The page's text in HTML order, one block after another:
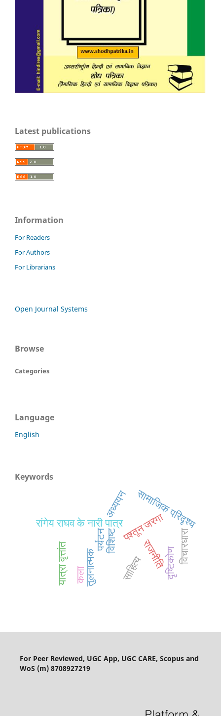
Latest publications
Information
For Readers
For Authors
For Librarians
Open Journal Systems
Browse
Categories
Language
English
Keywords
पश्तून जरगा
राजनीति
साहित्य
पर्यटन
कला
यात्रा वृत्तांत
रांगेय राघव के नारी पात्र सामाजिक परिदृश्य
अध्ययन
दृष्टिकोण
विशिष्ट विचारधारा
तुलनात्मक
For Peer Reviewed, UGC App, UGC CARE, Scopus and
WoS (m) 8708927219